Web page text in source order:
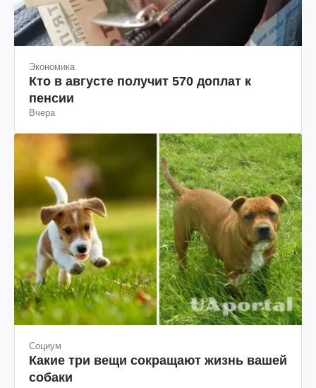
Экономика
Кто в августе получит 570 доплат к
пенсии
Вчера
Социум
Какие три вещи сокращают жизнь вашей
собаки